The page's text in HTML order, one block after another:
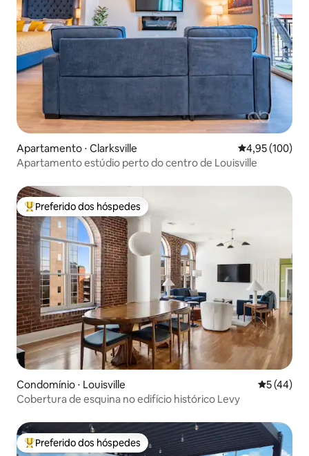
Apartamento ⋅ Clarksville 4,95 de uma
4,95 (100)
Apartamento estúdio perto do centro de Louisville
Entre os melhores preferidos dos hóspedes
Preferido dos hóspedes
Condomínio ⋅ Louisville 5 de uma
5 (44)
Cobertura de esquina no edifício histórico Levy
Entre os melhores preferidos dos hóspedes
Preferido dos hóspedes